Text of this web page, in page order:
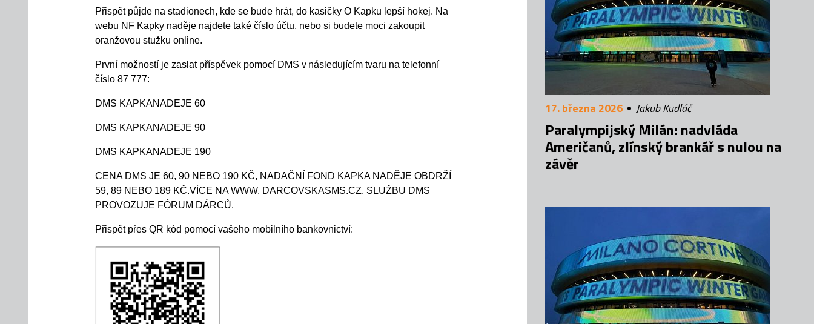
Přispět půjde na stadionech, kde se bude hrát, do kasičky O Kapku lepší hokej. Na
webu NF Kapky naděje najdete také číslo účtu, nebo si budete moci zakoupit
oranžovou stužku online.
První možností je zaslat příspěvek pomocí DMS v následujícím tvaru na telefonní
číslo 87 777:
DMS KAPKANADEJE 60
DMS KAPKANADEJE 90
DMS KAPKANADEJE 190
CENA DMS JE 60, 90 NEBO 190 KČ, NADAČNÍ FOND KAPKA NADĚJE OBDRŽÍ
59, 89 NEBO 189 KČ.VÍCE NA WWW. DARCOVSKASMS.CZ. SLUŽBU DMS
PROVOZUJE FÓRUM DÁRCŮ.
Přispět přes QR kód pomocí vašeho mobilního bankovnictví:
17. března 2026 Jakub Kudláč
Paralympijský Milán: nadvláda
Američanů, zlínský brankář s nulou na
závěr